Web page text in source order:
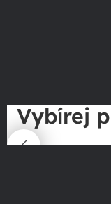
Vybírej